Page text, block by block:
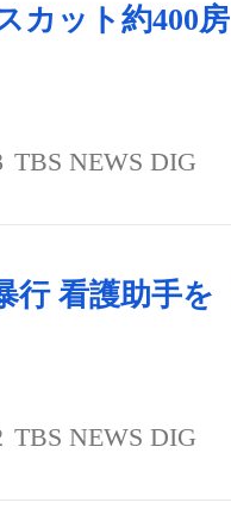
カット約400房
TBS NEWS DIG
行 看護助手を
TBS NEWS DIG